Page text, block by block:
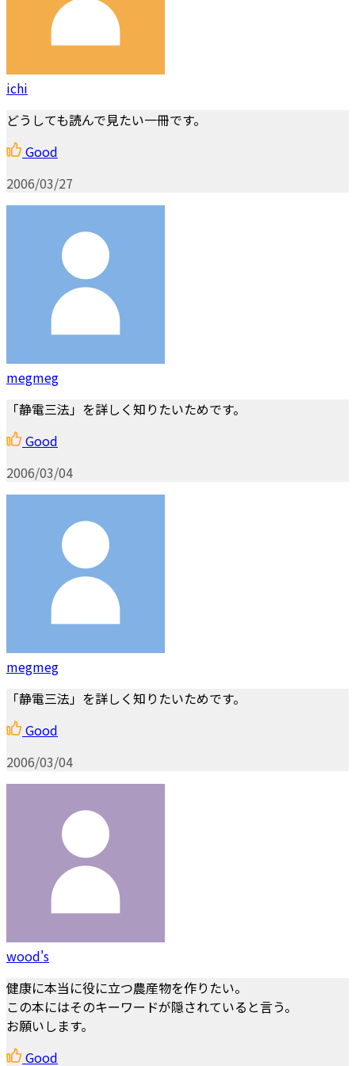
ichi
どうしても読んで見たい一冊です。
Good
2006/03/27
megmeg
「静電三法」を詳しく知りたいためです。
Good
2006/03/04
megmeg
「静電三法」を詳しく知りたいためです。
Good
2006/03/04
wood's
健康に本当に役に立つ農産物を作りたい。
この本にはそのキーワードが隠されていると言う。
お願いします。
Good